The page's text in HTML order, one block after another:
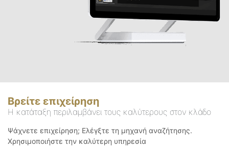
Βρείτε επιχείρηση
Η κατάταξη περιλαμβάνει τους καλύτερους στον κλάδο
Ψάχνετε επιχείρηση; Ελέγξτε τη μηχανή αναζήτησης.
Χρησιμοποιήστε την καλύτερη υπηρεσία